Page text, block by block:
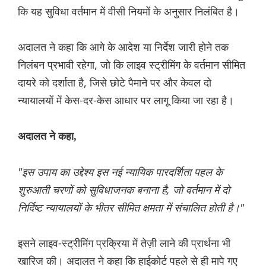
कि यह सुविधा वर्तमान में वीसी नियमों के अनुसार निलंबित है।
अदालत ने कहा कि आगे के आदेश या निर्देश जारी होने तक
निलंबन प्रभावी रहेगा, जो कि लाइव स्ट्रीमिंग के वर्तमान सीमित
दायरे को दर्शाता है, जिसे छोटे पैमाने पर और केवल दो
न्यायालयों में केस-दर-केस आधार पर लागू किया जा रहा है।
अदालत ने कहा,
"इस उपाय का उद्देश्य इस नई न्यायिक पारदर्शिता पहल के
शुरुआती चरणों को सुविधाजनक बनाना है, जो वर्तमान में दो
निर्दिष्ट न्यायालयों के भीतर सीमित क्षमता में संचालित होती है।"
इसने लाइव-स्ट्रीमिंग प्रक्रिया में तेज़ी लाने की प्रार्थना भी
खारिज की। अदालत ने कहा कि हाईकोर्ट पहले से ही मापे गए